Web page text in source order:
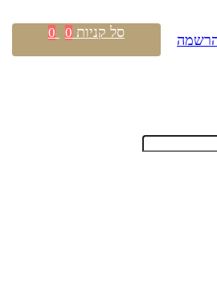
סל קניות 0
0